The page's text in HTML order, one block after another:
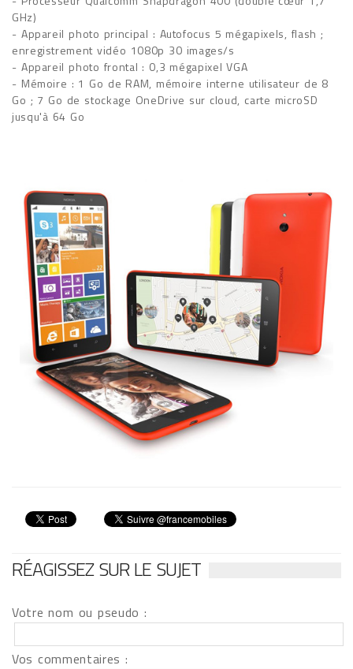
GHz)
- Appareil photo principal : Autofocus 5 mégapixels, flash ;
enregistrement vidéo 1080p 30 images/s
- Appareil photo frontal : 0,3 mégapixel VGA
- Mémoire : 1 Go de RAM, mémoire interne utilisateur de 8
Go ; 7 Go de stockage OneDrive sur cloud, carte microSD
jusqu'à 64 Go
RÉAGISSEZ SUR LE SUJET
Votre nom ou pseudo :
Vos commentaires :